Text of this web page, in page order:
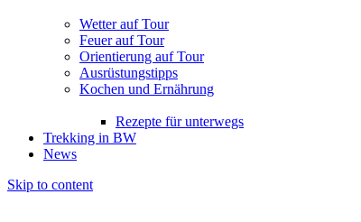
Wetter auf Tour
Feuer auf Tour
Orientierung auf Tour
Ausrüstungstipps
Kochen und Ernährung
Rezepte für unterwegs
Trekking in BW
News
Skip to content